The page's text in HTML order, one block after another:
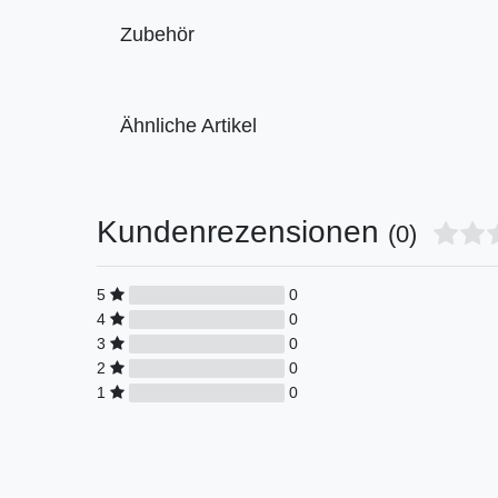
Zubehör
Ähnliche Artikel
Kundenrezensionen (0)
5
0
4
0
3
0
2
0
1
0